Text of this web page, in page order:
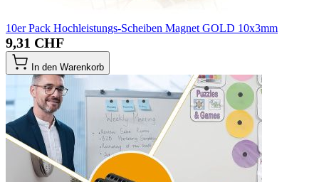
10er Pack Hochleistungs-Scheiben Magnet GOLD 10x3mm
9,31 CHF
In den Warenkorb